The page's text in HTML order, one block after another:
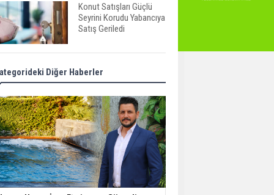
Konut Satışları Güçlü
Seyrini Korudu Yabancıya
Satış Geriledi
ABD'de İnşaat
Harcamaları Geriledi
Tercih Döneminde
Barınma Telaşı Başladı
Aileden Miras Kalan Ev
Diğer Haberler